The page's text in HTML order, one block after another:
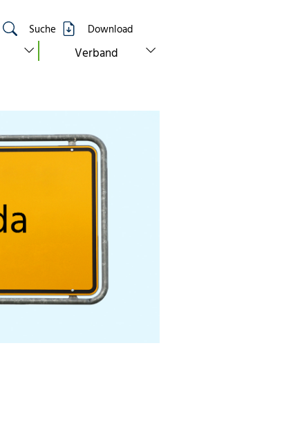
Suche Download
show submenu for “standorte”
Verband show submenu for “verband”